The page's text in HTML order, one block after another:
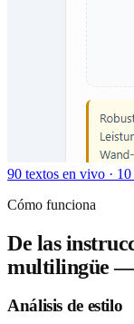
90 textos en vivo ·
Cómo funciona
De las
multilingüe —
Análisis de estilo